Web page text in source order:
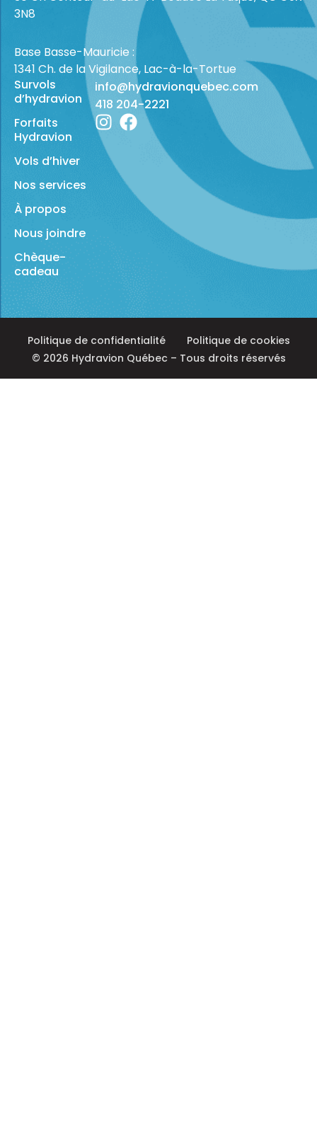
3N8
Base Basse-Mauricie :
1341 Ch. de la Vigilance, Lac-à-la-Tortue
Survols
d’hydravion
Forfaits
Hydravion
Vols d’hiver
Nos services
À propos
Nous joindre
Chèque-
cadeau
info@hydravionquebec.com
418 204-2221
Politique de confidentialité
Politique de cookies
© 2026 Hydravion Québec – Tous droits réservés